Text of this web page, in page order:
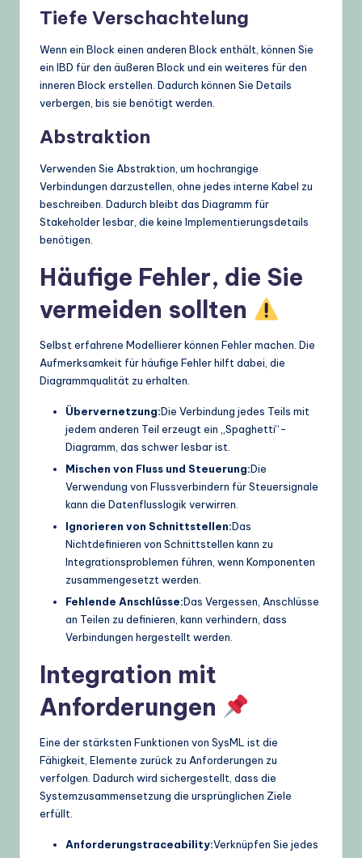
Tiefe Verschachtelung
Wenn ein Block einen anderen Block enthält, können Sie
ein IBD für den äußeren Block und ein weiteres für den
inneren Block erstellen. Dadurch können Sie Details
verbergen, bis sie benötigt werden.
Abstraktion
Verwenden Sie Abstraktion, um hochrangige
Verbindungen darzustellen, ohne jedes interne Kabel zu
beschreiben. Dadurch bleibt das Diagramm für
Stakeholder lesbar, die keine Implementierungsdetails
benötigen.
Häufige Fehler, die Sie
vermeiden sollten
Selbst erfahrene Modellierer können Fehler machen. Die
Aufmerksamkeit für häufige Fehler hilft dabei, die
Diagrammqualität zu erhalten.
Übervernetzung:Die Verbindung jedes Teils mit
jedem anderen Teil erzeugt ein „Spaghetti“-
Diagramm, das schwer lesbar ist.
Mischen von Fluss und Steuerung:Die
Verwendung von Flussverbindern für Steuersignale
kann die Datenflusslogik verwirren.
Ignorieren von Schnittstellen:Das
Nichtdefinieren von Schnittstellen kann zu
Integrationsproblemen führen, wenn Komponenten
zusammengesetzt werden.
Fehlende Anschlüsse:Das Vergessen, Anschlüsse
an Teilen zu definieren, kann verhindern, dass
Verbindungen hergestellt werden.
Integration mit
Anforderungen
Eine der stärksten Funktionen von SysML ist die
Fähigkeit, Elemente zurück zu Anforderungen zu
verfolgen. Dadurch wird sichergestellt, dass die
Systemzusammensetzung die ursprünglichen Ziele
erfüllt.
Anforderungstraceability:Verknüpfen Sie jedes